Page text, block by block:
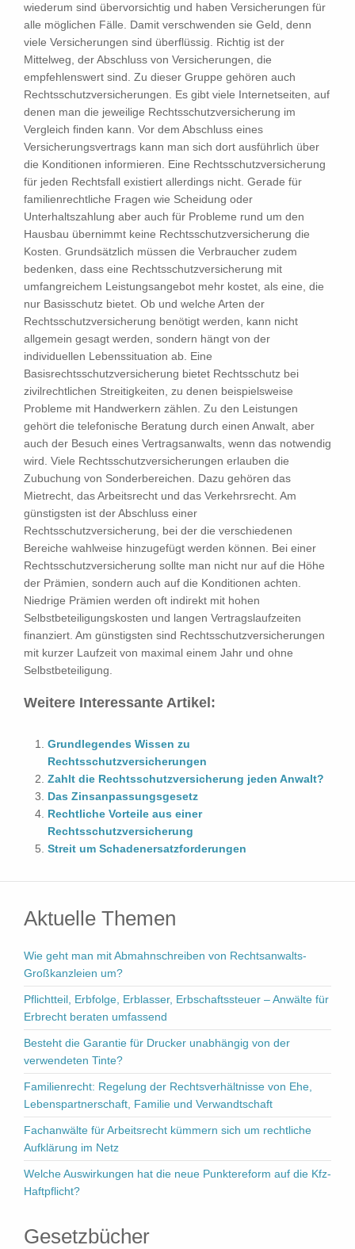
wiederum sind übervorsichtig und haben Versicherungen für
alle möglichen Fälle. Damit verschwenden sie Geld, denn
viele Versicherungen sind überflüssig. Richtig ist der
Mittelweg, der Abschluss von Versicherungen, die
empfehlenswert sind. Zu dieser Gruppe gehören auch
Rechtsschutzversicherungen. Es gibt viele Internetseiten, auf
denen man die jeweilige Rechtsschutzversicherung im
Vergleich finden kann. Vor dem Abschluss eines
Versicherungsvertrags kann man sich dort ausführlich über
die Konditionen informieren. Eine Rechtsschutzversicherung
für jeden Rechtsfall existiert allerdings nicht. Gerade für
familienrechtliche Fragen wie Scheidung oder
Unterhaltszahlung aber auch für Probleme rund um den
Hausbau übernimmt keine Rechtsschutzversicherung die
Kosten. Grundsätzlich müssen die Verbraucher zudem
bedenken, dass eine Rechtsschutzversicherung mit
umfangreichem Leistungsangebot mehr kostet, als eine, die
nur Basisschutz bietet. Ob und welche Arten der
Rechtsschutzversicherung benötigt werden, kann nicht
allgemein gesagt werden, sondern hängt von der
individuellen Lebenssituation ab. Eine
Basisrechtsschutzversicherung bietet Rechtsschutz bei
zivilrechtlichen Streitigkeiten, zu denen beispielsweise
Probleme mit Handwerkern zählen. Zu den Leistungen
gehört die telefonische Beratung durch einen Anwalt, aber
auch der Besuch eines Vertragsanwalts, wenn das notwendig
wird. Viele Rechtsschutzversicherungen erlauben die
Zubuchung von Sonderbereichen. Dazu gehören das
Mietrecht, das Arbeitsrecht und das Verkehrsrecht. Am
günstigsten ist der Abschluss einer
Rechtsschutzversicherung, bei der die verschiedenen
Bereiche wahlweise hinzugefügt werden können. Bei einer
Rechtsschutzversicherung sollte man nicht nur auf die Höhe
der Prämien, sondern auch auf die Konditionen achten.
Niedrige Prämien werden oft indirekt mit hohen
Selbstbeteiligungskosten und langen Vertragslaufzeiten
finanziert. Am günstigsten sind Rechtsschutzversicherungen
mit kurzer Laufzeit von maximal einem Jahr und ohne
Selbstbeteiligung.
Weitere Interessante Artikel:
Grundlegendes Wissen zu
Rechtsschutzversicherungen
Zahlt die Rechtsschutzversicherung jeden Anwalt?
Das Zinsanpassungsgesetz
Rechtliche Vorteile aus einer
Rechtsschutzversicherung
Streit um Schadenersatzforderungen
Aktuelle Themen
Wie geht man mit Abmahnschreiben von Rechtsanwalts-
Großkanzleien um?
Pflichtteil, Erbfolge, Erblasser, Erbschaftssteuer – Anwälte für
Erbrecht beraten umfassend
Besteht die Garantie für Drucker unabhängig von der
verwendeten Tinte?
Familienrecht: Regelung der Rechtsverhältnisse von Ehe,
Lebenspartnerschaft, Familie und Verwandtschaft
Fachanwälte für Arbeitsrecht kümmern sich um rechtliche
Aufklärung im Netz
Welche Auswirkungen hat die neue Punktereform auf die Kfz-
Haftpflicht?
Gesetzbücher